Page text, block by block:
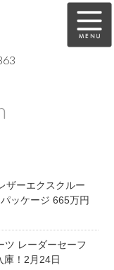
特別作業
リンク
ザーエクスクルー
ッケージ 665万円
ツ レーダーセーフ
庫！2月24日